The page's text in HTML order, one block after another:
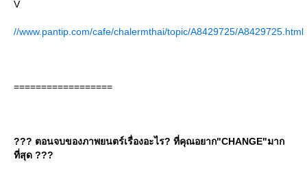
V
//www.pantip.com/cafe/chalermthai/topic/A8429725/A8429725.html
==================
??? ตอนจบของภาพยนตร์เรื่องอะไร? ที่คุณอยาก"CHANGE"มาก
ที่สุด ???